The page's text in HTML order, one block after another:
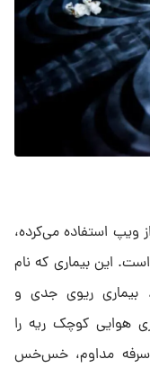
که ۳ سال پنهانی از ویپ استفاده می‌کرده،
این بیماری که نام
بیماری ریوی جدی و
هوایی کوچک ریه را
سرفه مداوم، خس‌خس